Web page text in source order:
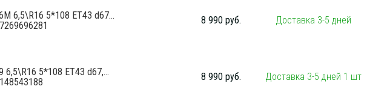
6,5\R16 5*108 ET43 d67...
8 990 руб. Доставка 3-5 дней
6,5\R16 5*108 ET43 d67,...
8 990 руб. Доставка 3-5 дней 1 шт